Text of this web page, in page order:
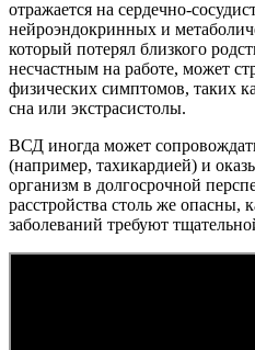
отражается на сердечно-
нейроэндокринных и
который потерял близкого
несчастным на работе, может
физических симптомов, таких
сна или экстрасистолы.
ВСД иногда может
(например, тахикардией) и
организм в ​​долгосрочной
расстройства столь же опасны,
заболеваний требуют